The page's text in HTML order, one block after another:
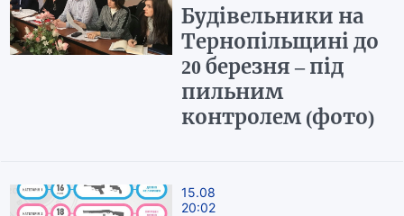
Будівельники на
Тернопільщині до
20 березня – під
пильним
контролем (фото)
15.08
20:02